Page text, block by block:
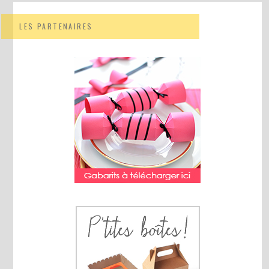
LES PARTENAIRES